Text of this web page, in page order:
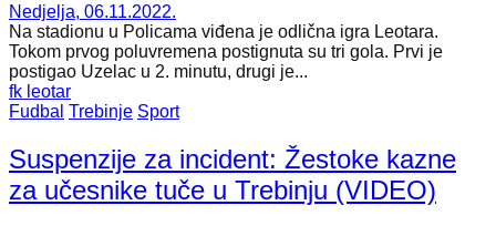
Nedjelja, 06.11.2022.
Na stadionu u Policama viđena je odlična igra Leotara.
Tokom prvog poluvremena postignuta su tri gola. Prvi je
postigao Uzelac u 2. minutu, drugi je...
fk leotar
Fudbal Trebinje Sport
Suspenzije za incident: Žestoke kazne
za učesnike tuče u Trebinju (VIDEO)